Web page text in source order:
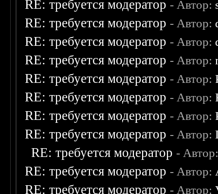
RE: требуется модератор - Автор:
RE: требуется модератор - Автор:
RE: требуется модератор - Автор:
RE: требуется модератор - Автор:
RE: требуется модератор - Автор:
RE: требуется модератор - Автор:
RE: требуется модератор - Автор:
RE: требуется модератор - Автор:
RE: требуется модератор -
RE: требуется модератор - Автор:
RE: требуется модератор - Автор: